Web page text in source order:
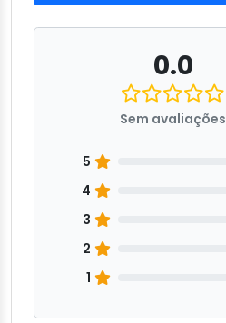
0.0
Sem avaliações
5
4
3
2
1